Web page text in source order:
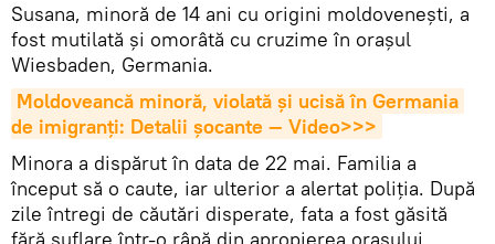
Susana, minoră de 14 ani cu origini moldoveneşti, a
fost mutilată și omorâtă cu cruzime în orașul
Wiesbaden, Germania.
Moldoveancă minoră, violată și ucisă în Germania
de imigranți: Detalii șocante — Video>>>
Minora a dispărut în data de 22 mai. Familia a
început să o caute, iar ulterior a alertat poliția. După
zile întregi de căutări disperate, fata a fost găsită